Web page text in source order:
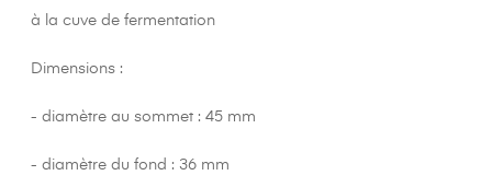
à la cuve de fermentation
Dimensions :
- diamètre au sommet : 45 mm
- diamètre du fond : 36 mm